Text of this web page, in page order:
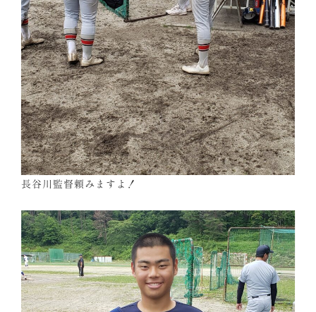
長谷川監督頼みますよ！